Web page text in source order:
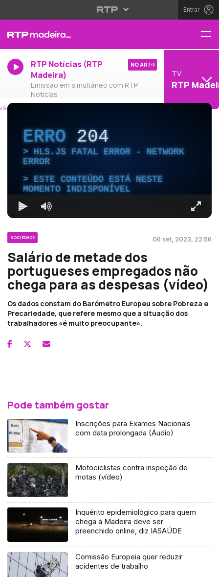
Entrar
RTP Notícias (RTP
Madeira)
Emissão em simultâneo com RTP
Notícias
NO AR
TV
RTP
ERRO204
HLS.JS FATAL ERROR - NETWORK
ERROR
ESTE CONTEÚDO ESTÁ NESTE
MOMENTO INDISPONÍVEL
SOCIEDADE 06 set, 2023, 22:56
Salário de metade dos
portugueses empregados não
chega para as despesas (vídeo)
Os dados constam do Barómetro Europeu sobre Pobreza e
Precariedade, que refere mesmo que a situação dos
trabalhadores «é muito preocupante».
Pode também gostar
Inscrições para Exames Nacionais
com data prolongada (Áudio)
Motociclistas contra inspeção de
motas (vídeo)
Inquérito epidemiológico para quem
chega à Madeira deve ser
preenchido online, diz IASAÚDE
Comissão Europeia quer reduzir
acidentes de trabalho